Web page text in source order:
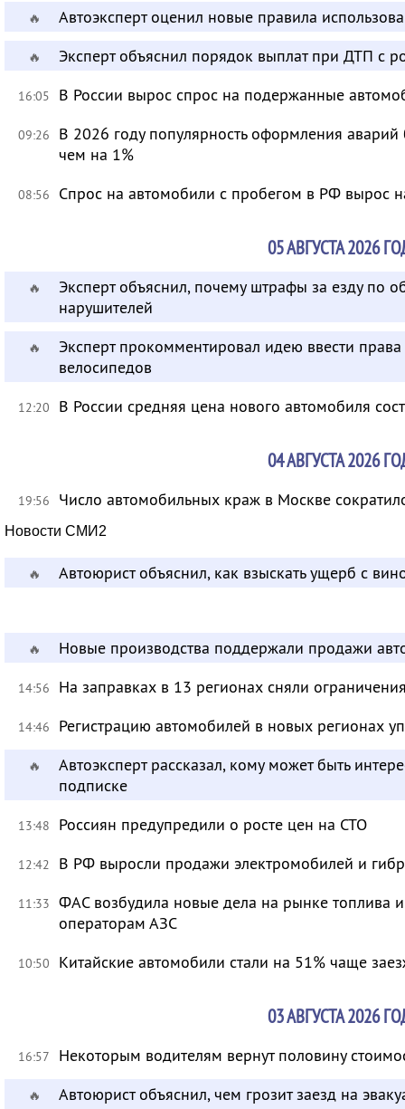
🔥 Автоэксперт оценил новые правила
🔥 Эксперт объяснил порядок выплат при ДТП с
16:05 В России вырос спрос на подержанные
09:26
В 2026 году популярность оформления
чем на 1%
08:56 Спрос на автомобили с пробегом в РФ вырос
05 АВГУСТА 2026
🔥
Эксперт объяснил, почему штрафы за езду по
нарушителей
🔥
Эксперт прокомментировал идею ввести
велосипедов
12:20 В России средняя цена нового автомобиля
04 АВГУСТА 2026
19:56 Число автомобильных краж в Москве
Новости СМИ2
🔥 Автоюрист объяснил, как взыскать ущерб с
🔥 Новые производства поддержали продажи
14:56 На заправках в 13 регионах сняли
14:46 Регистрацию автомобилей в новых регионах
🔥
Автоэксперт рассказал, кому может быть
подписке
13:48 Россиян предупредили о росте цен на СТО
12:42 В РФ выросли продажи электромобилей и
11:33 ФАС возбудила новые дела на рынке топлива
операторам АЗС
10:50 Китайские автомобили стали на 51% чаще
03 АВГУСТА 2026
16:57 Некоторым водителям вернут половину
🔥 Автоюрист объяснил, чем грозит заезд на